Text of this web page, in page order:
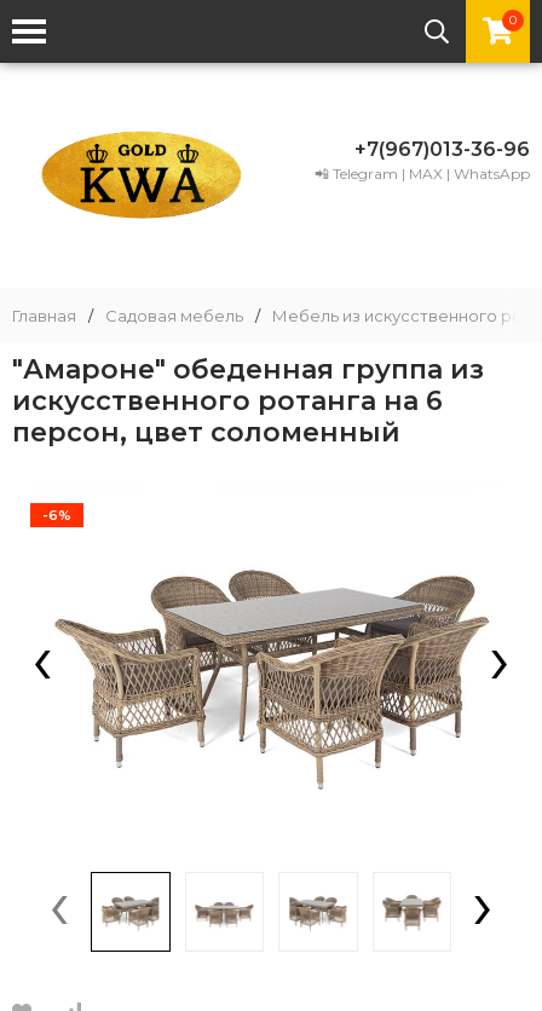
0
+7(967)013-36-96
📲 Telegram | MAX | WhatsApp
Главная / Садовая мебель / Мебель из искусственного
"Амароне" обеденная группа из
искусственного ротанга на 6
персон, цвет соломенный
-6%
‹ ›
‹ ›